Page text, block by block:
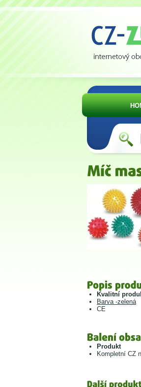
Kvalitní
Barva -zelená
CE
Produkt
Kompletní CZ